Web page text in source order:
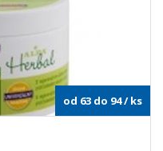
od 63 do 94/ ks